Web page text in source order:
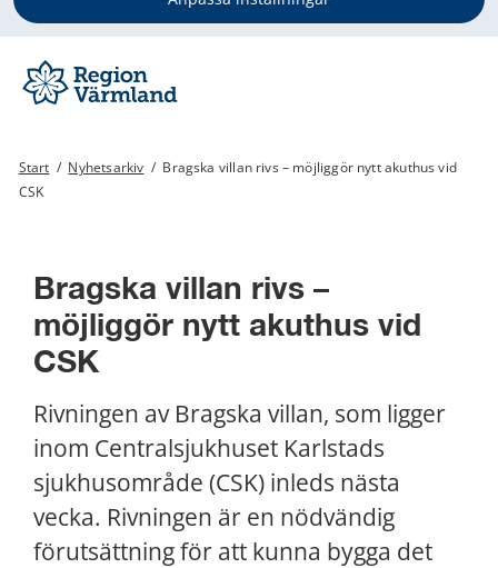
Start / Nyhetsarkiv / Bragska villan rivs – möjliggör nytt akuthus vid
CSK
Bragska villan rivs –
möjliggör nytt akuthus vid
CSK
Rivningen av Bragska villan, som ligger
inom Centralsjukhuset Karlstads
sjukhusområde (CSK) inleds nästa
vecka. Rivningen är en nödvändig
förutsättning för att kunna bygga det